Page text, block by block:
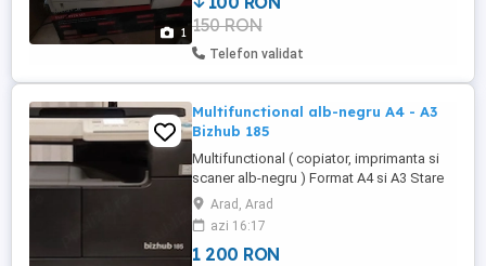
1 150 RON
Telefon validat
Multifunctional alb-negru A4 - A3
Bizhub 185
Multifunctional ( copiator, imprimanta si
scaner alb-negru ) Format A4 si A3 Stare
foarte buna 92.075 pagini imprimate Mai
are toner pentru aproximativ 3500 - 4000
de pagini La cerere pot asigura si toner
nou contra cost ( 1 toner tine 10. de
Arad, Arad
azi 16:17
1 200 RON